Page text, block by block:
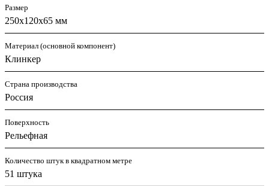
Размер
250х120х65 мм
Материал (основной компонент)
Клинкер
Страна производства
Россия
Поверхность
Рельефная
Количество штук в квадратном метре
51 штука